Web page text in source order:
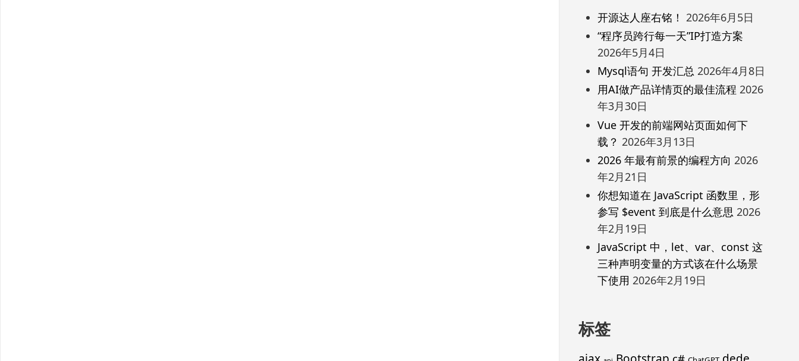
开源达人座右铭！ 2026年6月5日
“程序员跨行每一天”IP打造方案
2026年5月4日
Mysql语句 开发汇总 2026年4月8日
用AI做产品详情页的最佳流程 2026
年3月30日
Vue 开发的前端网站页面如何下
载？ 2026年3月13日
2026 年最有前景的编程方向 2026
年2月21日
你想知道在 JavaScript 函数里，形
参写 $event 到底是什么意思 2026
年2月19日
JavaScript 中，let、var、const 这
三种声明变量的方式该在什么场景
下使用 2026年2月19日
标签